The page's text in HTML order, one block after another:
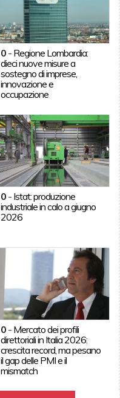
0 - Regione Lombardia:
dieci nuove misure a
sostegno di imprese,
innovazione e
occupazione
0 - Istat: produzione
industriale in calo a giugno
2026
0 - Mercato dei profili
direttoriali in Italia 2026:
crescita record, ma pesano
il gap delle PMI e il
mismatch